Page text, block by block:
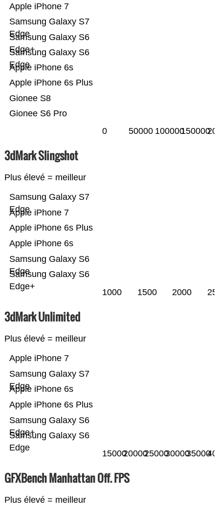
Gionee S6 Pro
Gionee S8
Apple iPhone 6s Plus
Apple iPhone 6s
Samsung Galaxy S6
Edge
Samsung Galaxy S6
Edge+
Samsung Galaxy S7
Edge
Apple iPhone 7
0 50000 100000150000
3dMark Slingshot
Plus élevé = meilleur
Samsung Galaxy S6
Edge+
Samsung Galaxy S6
Edge
Apple iPhone 6s
Apple iPhone 6s Plus
Apple iPhone 7
Samsung Galaxy S7
Edge
1000 1500 2000
3dMark Unlimited
Plus élevé = meilleur
Samsung Galaxy S6
Edge
Samsung Galaxy S6
Edge+
Apple iPhone 6s Plus
Apple iPhone 6s
Samsung Galaxy S7
Edge
Apple iPhone 7
1500020000250003000035000
GFXBench Manhattan Off. FPS
Plus élevé = meilleur